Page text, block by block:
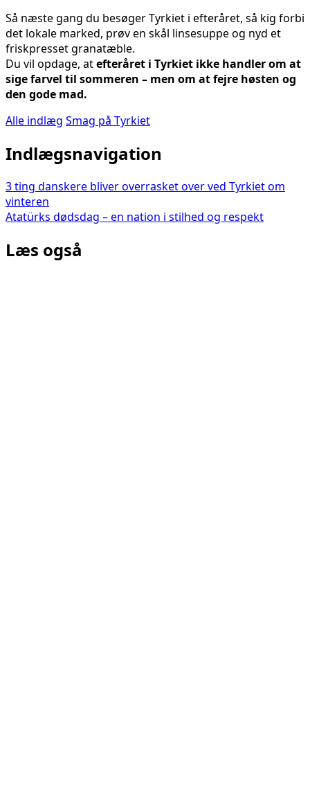
Så næste gang du besøger Tyrkiet i efteråret, så kig forbi
det lokale marked, prøv en skål linse­suppe og nyd et
friskpresset granatæble.
Du vil opdage, atefteråret i Tyrkiet ikke handler om at
sige farvel til sommeren – men om at fejre høsten og
den gode mad.
Alle indlæg Smag på Tyrkiet
Indlægsnavigation
3 ting danskere bliver overrasket over ved Tyrkiet om
vinteren
Atatürks dødsdag – en nation i stilhed og respekt
Læs også